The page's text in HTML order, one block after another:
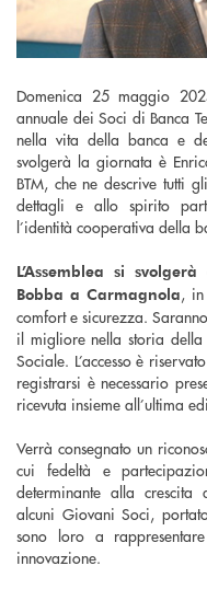
Domenica 25 maggio
annuale dei Soci di Banca
nella vita della banca e
svolgerà la giornata è
BTM, che ne descrive tutti
dettagli e allo spirito
l’identità cooperativa della
L’Assemblea si
Bobba a Carmagnola, in
comfort e sicurezza.
il migliore nella storia
Sociale. L’accesso è
registrarsi è necessario
ricevuta insieme all’ultima
Verrà consegnato un
cui fedeltà e
determinante alla
alcuni Giovani Soci,
sono loro a
innovazione.